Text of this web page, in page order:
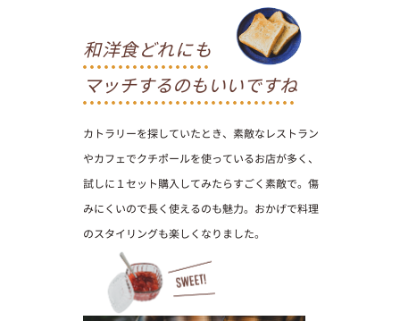
和洋食どれにも
マッチするのもいいですね
カトラリーを探していたとき、素敵なレストラン
やカフェでクチポールを使っているお店が多く、
試しに１セット購入してみたらすごく素敵で。傷
みにくいので長く使えるのも魅力。おかげで料理
のスタイリングも楽しくなりました。